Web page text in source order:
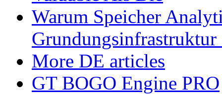
Warum Speicher
Grundungsinfrastruktur
More DE articles
GT BOGO Engine PRO